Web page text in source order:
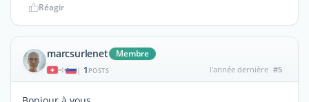
Réagir
marcsurlenet Membre
| 1 POSTS l'année dernière #5